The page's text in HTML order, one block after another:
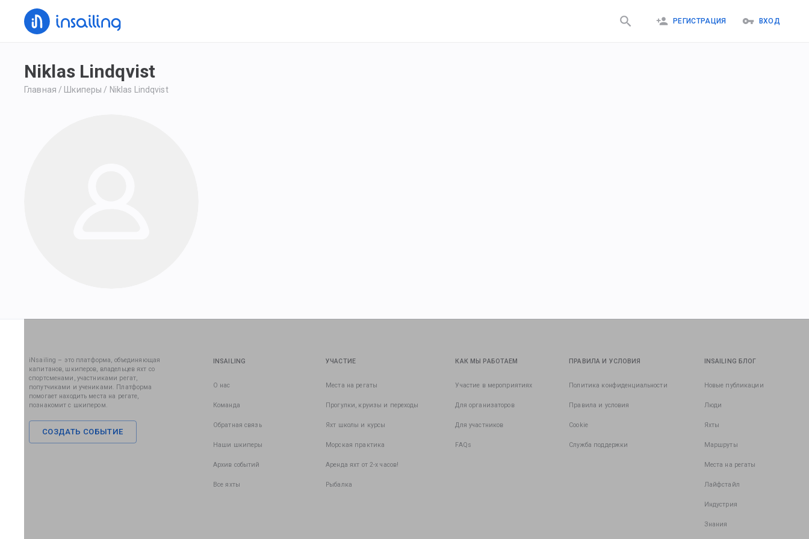
РЕГИСТРАЦИЯ ВХОД
Niklas Lindqvist
Главная / Шкиперы / Niklas Lindqvist
iNsailing – это платформа, объединяющая
капитанов, шкиперов, владельцев яхт со
спортсменами, участниками регат,
попутчиками и учениками. Платформа
помогает находить места на регате,
познакомит с шкипером.
СОЗДАТЬ СОБЫТИЕ
INSAILING
О нас
Команда
Обратная связь
Наши шкиперы
Архив событий
Все яхты
УЧАСТИЕ
Места на регаты
Прогулки, круизы и переходы
Яхт школы и курсы
Морская практика
Аренда яхт от 2-х часов!
Рыбалка
КАК МЫ РАБОТАЕМ
Участие в мероприятиях
Для организаторов
Для участников
FAQs
ПРАВИЛА И УСЛОВИЯ
Политика конфиденциальности
Правила и условия
Cookie
Служба поддержки
INSAILING БЛОГ
Новые публикации
Люди
Яхты
Маршруты
Места на регаты
Лайфстайл
Индустрия
Знания